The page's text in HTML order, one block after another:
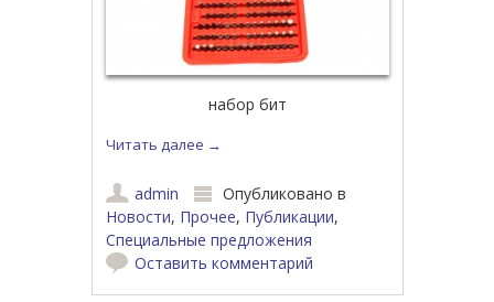
набор бит
Читать далее →
admin
Опубликовано в
Новости, Прочее, Публикации,
Специальные предложения
Оставить комментарий